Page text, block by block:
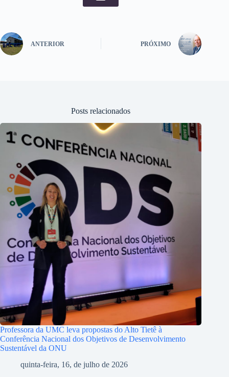
ANTERIOR PRÓXIMO
Posts relacionados
Professora da UMC leva propostas do Alto Tietê à
Conferência Nacional dos Objetivos de Desenvolvimento
Sustentável da ONU
quinta-feira, 16, de julho de 2026